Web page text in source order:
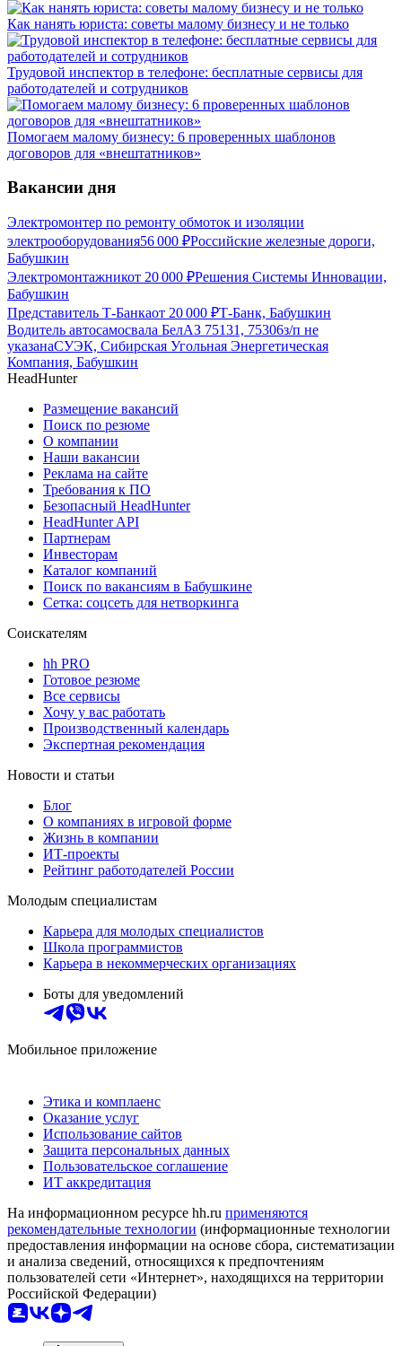
Как нанять юриста: советы малому бизнесу и не только
Трудовой инспектор в телефоне: бесплатные сервисы для
работодателей и сотрудников
Помогаем малому бизнесу: 6 проверенных шаблонов
договоров для «внештатников»
Вакансии дня
Электромонтер по ремонту обмоток и изоляции
электрооборудования56 000 ₽Российские железные дороги,
Бабушкин
Электромонтажникот 20 000 ₽Решения Системы Инновации,
Бабушкин
Представитель Т-Банкаот 20 000 ₽Т-Банк, Бабушкин
Водитель автосамосвала БелАЗ 75131, 75306з/п не
указанаСУЭК, Сибирская Угольная Энергетическая
Компания, Бабушкин
HeadHunter
Размещение вакансий
Поиск по резюме
О компании
Наши вакансии
Реклама на сайте
Требования к ПО
Безопасный HeadHunter
HeadHunter API
Партнерам
Инвесторам
Каталог компаний
Поиск по вакансиям в Бабушкине
Сетка: соцсеть для нетворкинга
Соискателям
hh PRO
Готовое резюме
Все сервисы
Хочу у вас работать
Производственный календарь
Экспертная рекомендация
Новости и статьи
Блог
О компаниях в игровой форме
Жизнь в компании
ИТ-проекты
Рейтинг работодателей России
Молодым специалистам
Карьера для молодых специалистов
Школа программистов
Карьера в некоммерческих организациях
Боты для уведомлений
Мобильное приложение
Этика и комплаенс
Оказание услуг
Использование сайтов
Защита персональных данных
Пользовательское соглашение
ИТ аккредитация
На информационном ресурсе hh.ru применяются
рекомендательные технологии (информационные технологии
предоставления информации на основе сбора, систематизации
и анализа сведений, относящихся к предпочтениям
пользователей сети «Интернет», находящихся на территории
Российской Федерации)